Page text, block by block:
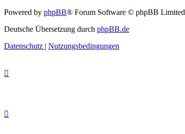
Powered by phpBB® Forum Software © phpBB Limited
Deutsche Übersetzung durch phpBB.de
Datenschutz | Nutzungsbedingungen